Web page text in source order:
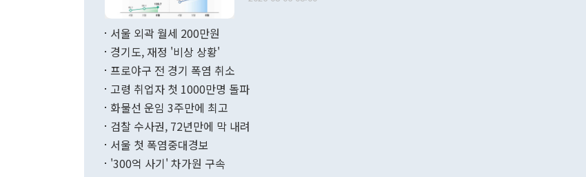
무너졌다고도 했다. 또 "현 시점에서 흘러간 선(先)비핵화만 되뇌는 것은
함께 4자 대화의 동력을 확보하기 위해 최선을 다할 것"이라고 말했다. 하
며 월간 기준 처음으로 1000억달러를 넘어섰다. 상품수입은 644억8000만
196.9% 급증했고 컴퓨터·주변기기(SSD)는 282.7% 증가했다. IT 품목
수출은 160.4% 늘었으며 비IT 품목도 ▲석유제품(47.5%) ▲화공품
서울 외곽 월세 200만원
경기도, 재정 '비상 상황'
프로야구 전 경기 폭염 취소
고령 취업자 첫 1000만명 돌파
화물선 운임 3주만에 최고
검찰 수사권, 72년만에 막 내려
서울 첫 폭염중대경보
'300억 사기' 차가원 구속